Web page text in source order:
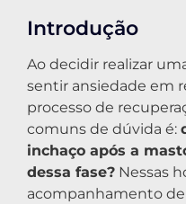
Introdução
Ao decidir realizar
sentir ansiedade em
processo de
comuns de dúvida é:
inchaço após a
dessa fase? Nessas
acompanhamento